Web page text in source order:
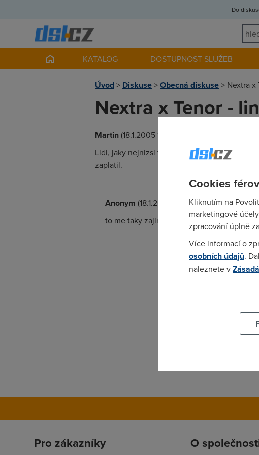
Do
KATALOG DOSTUPNOST SLUŽEB
Úvod> Diskuse>Obecná diskuse> Nextra x
Nextra x Tenor -
Martin(18.1.2005 16:54:06)
Lidi, jaky nejnizsi tarif provozujete s Nextrou
zaplatil.
Anonym (18.1.2005 16:55:47)
to me taky zajima
Pro zákazníky O
Cookies
Kliknutím na
marketingové
zpracování úplně
Více informací o
osobních údajů.
naleznete v